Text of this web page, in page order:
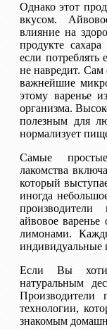
Однако этот
вкусом.
влияние на
продукте
если потреблять
не навредит.
важнейшие
этому варенье
организма.
полезным для
нормализует
Самые
лакомства
который
иногда
айвовое
лимонами.
индивидуальные
Если Вы
натуральным
Производители
технологии,
знакомым